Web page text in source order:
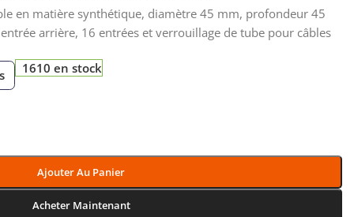
en matière synthétique, diamètre 45 mm, profondeur 45
arrière, 16 entrées et verrouillage de tube pour câbles
1610 en stock
Ajouter Au Panier
Acheter Maintenant